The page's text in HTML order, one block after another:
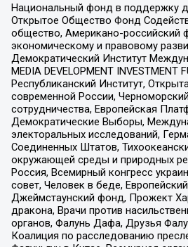
Национальный фонд в поддержку
Открытое Общество Фонд
общество, Американо-российский
экономическому и правовому
Демократический Институт
MEDIA DEVELOPMENT
Республиканский Институт,
современной России,
сотрудничества, Европейская
Демократические Выборы,
электоральных исследований,
Соединенных Штатов,
окружающей среды и природных
Россия, Всемирный конгресс
совет, Человек в беде,
Джеймстаунский фонд, Прожект
дракона, Врачи против
органов, Фалунь Дафа, Друзья
Коалиция по расследованию